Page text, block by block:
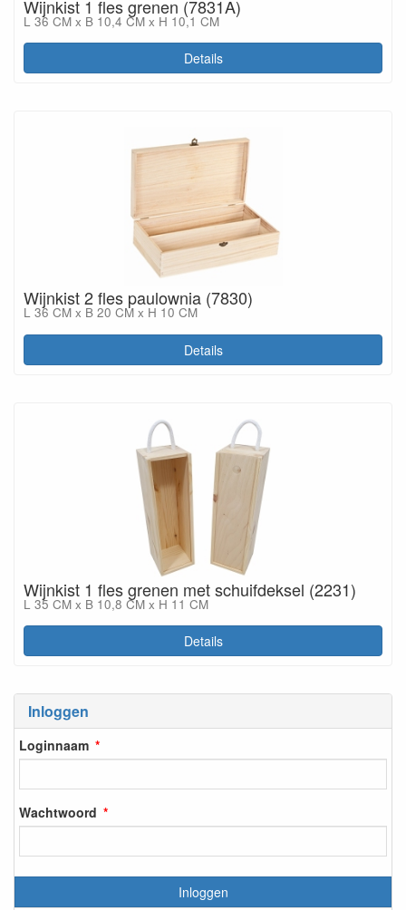
Inloggen
Loginnaam
Wachtwoord
Inloggen
Wijnkist 1 fles grenen (7831A)
L 36 CM x B 10,4 CM x H 10,1 CM
Details
Wijnkist 2 fles paulownia (7830)
L 36 CM x B 20 CM x H 10 CM
Details
Wijnkist 1 fles grenen met schuifdeksel (2231)
L 35 CM x B 10,8 CM x H 11 CM
Details